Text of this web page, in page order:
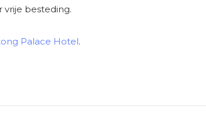
vrije besteding.
Palace Hotel.